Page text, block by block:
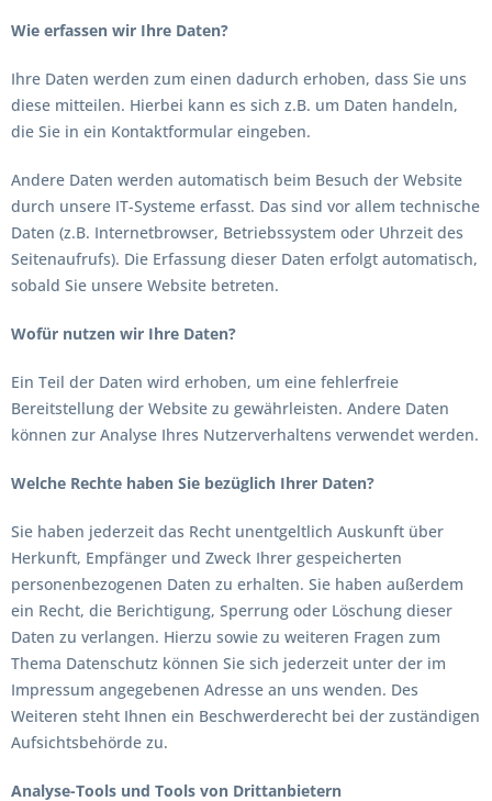
Wie erfassen wir Ihre Daten?
Ihre Daten werden zum einen dadurch erhoben, dass Sie uns
diese mitteilen. Hierbei kann es sich z.B. um Daten handeln,
die Sie in ein Kontaktformular eingeben.
Andere Daten werden automatisch beim Besuch der Website
durch unsere IT-Systeme erfasst. Das sind vor allem technische
Daten (z.B. Internetbrowser, Betriebssystem oder Uhrzeit des
Seitenaufrufs). Die Erfassung dieser Daten erfolgt automatisch,
sobald Sie unsere Website betreten.
Wofür nutzen wir Ihre Daten?
Ein Teil der Daten wird erhoben, um eine fehlerfreie
Bereitstellung der Website zu gewährleisten. Andere Daten
können zur Analyse Ihres Nutzerverhaltens verwendet werden.
Welche Rechte haben Sie bezüglich Ihrer Daten?
Sie haben jederzeit das Recht unentgeltlich Auskunft über
Herkunft, Empfänger und Zweck Ihrer gespeicherten
personenbezogenen Daten zu erhalten. Sie haben außerdem
ein Recht, die Berichtigung, Sperrung oder Löschung dieser
Daten zu verlangen. Hierzu sowie zu weiteren Fragen zum
Thema Datenschutz können Sie sich jederzeit unter der im
Impressum angegebenen Adresse an uns wenden. Des
Weiteren steht Ihnen ein Beschwerderecht bei der zuständigen
Aufsichtsbehörde zu.
Analyse-Tools und Tools von Drittanbietern